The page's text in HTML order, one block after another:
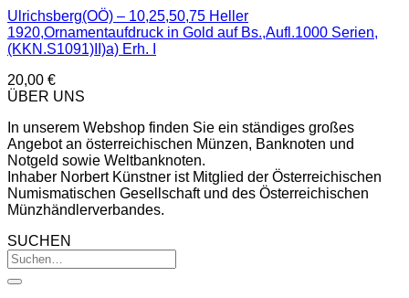
Ulrichsberg(OÖ) – 10,25,50,75 Heller
1920,Ornamentaufdruck in Gold auf Bs.,Aufl.1000 Serien,
(KKN.S1091)II)a) Erh. I
20,00 €
ÜBER UNS
In unserem Webshop finden Sie ein ständiges großes
Angebot an österreichischen Münzen, Banknoten und
Notgeld sowie Weltbanknoten.
Inhaber Norbert Künstner ist Mitglied der Österreichischen
Numismatischen Gesellschaft und des Österreichischen
Münzhändlerverbandes.
SUCHEN